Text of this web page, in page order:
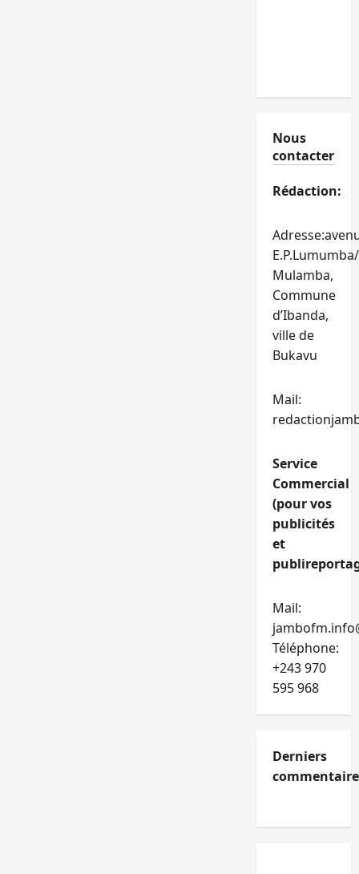
Nous
contacter
Rédaction:
Mulamba,
Commune
d’Ibanda,
ville de
Bukavu
Mail:
Service
Commercial
(pour vos
publicités
et
Mail:
Téléphone:
+243 970
595 968
Derniers